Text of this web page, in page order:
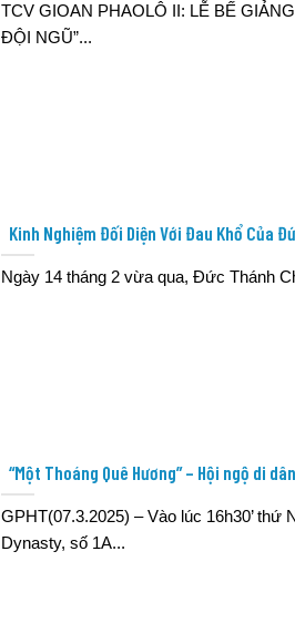
TCV GIOAN PHAOLÔ II: LỄ BẾ
ĐỘI NGŨ”...
Kinh Nghiệm Đối Diện Với Đau Khổ Của
Ngày 14 tháng 2 vừa qua, Đức Thánh
“Một Thoáng Quê Hương” – Hội ngộ di
GPHT(07.3.2025) – Vào lúc 16h30’ thứ
Dynasty, số 1A...